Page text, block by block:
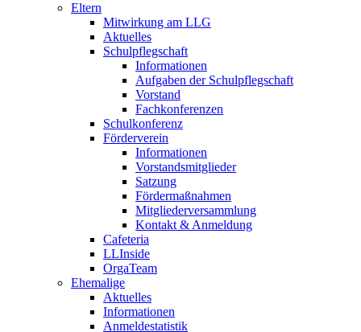
Eltern
Mitwirkung am LLG
Aktuelles
Schulpflegschaft
Informationen
Aufgaben der Schulpflegschaft
Vorstand
Fachkonferenzen
Schulkonferenz
Förderverein
Informationen
Vorstandsmitglieder
Satzung
Fördermaßnahmen
Mitgliederversammlung
Kontakt & Anmeldung
Cafeteria
LLInside
OrgaTeam
Ehemalige
Aktuelles
Informationen
Anmeldestatistik